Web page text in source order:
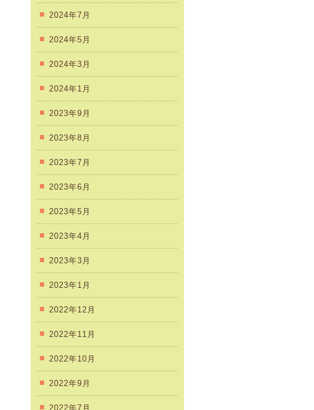
2024年7月
2024年5月
2024年3月
2024年1月
2023年9月
2023年8月
2023年7月
2023年6月
2023年5月
2023年4月
2023年3月
2023年1月
2022年12月
2022年11月
2022年10月
2022年9月
2022年7月